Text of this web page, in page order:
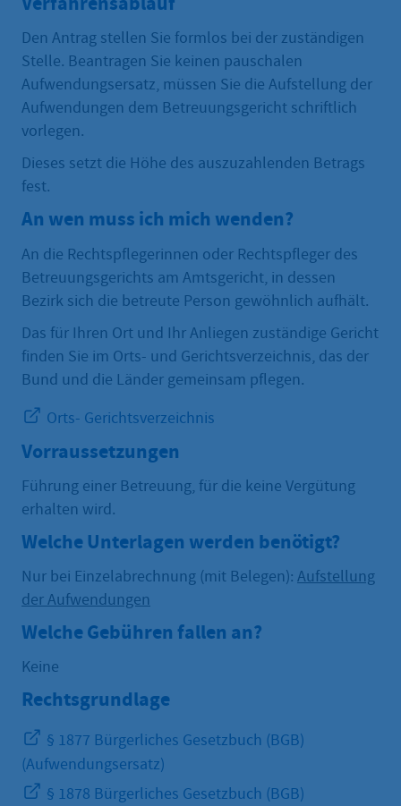
Den Antrag stellen Sie formlos bei der zuständigen
Stelle. Beantragen Sie keinen pauschalen
Aufwendungsersatz, müssen Sie die Aufstellung der
Aufwendungen dem Betreuungsgericht schriftlich
vorlegen.
Dieses setzt die Höhe des auszuzahlenden Betrags
fest.
An wen muss ich mich wenden?
An die Rechtspflegerinnen oder Rechtspfleger des
Betreuungsgerichts am Amtsgericht, in dessen
Bezirk sich die betreute Person gewöhnlich aufhält.
Das für Ihren Ort und Ihr Anliegen zuständige Gericht
finden Sie im Orts- und Gerichtsverzeichnis, das der
Bund und die Länder gemeinsam pflegen.
Orts- Gerichtsverzeichnis
Vorraussetzungen
Führung einer Betreuung, für die keine Vergütung
erhalten wird.
Welche Unterlagen werden benötigt?
Nur bei Einzelabrechnung (mit Belegen): Aufstellung
der Aufwendungen
Welche Gebühren fallen an?
Keine
Rechtsgrundlage
§ 1877 Bürgerliches Gesetzbuch (BGB)
(Aufwendungsersatz)
§ 1878 Bürgerliches Gesetzbuch (BGB)